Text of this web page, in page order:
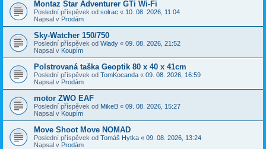
Montaz Star Adventurer GTi Wi-Fi
Poslední příspěvek od solrac « 10. 08. 2026, 11:04
Napsal v Prodám
Sky-Watcher 150/750
Poslední příspěvek od Wlady « 09. 08. 2026, 21:52
Napsal v Koupím
Polstrovaná taška Geoptik 80 x 40 x 41cm
Poslední příspěvek od TomKocanda « 09. 08. 2026, 16:59
Napsal v Prodám
motor ZWO EAF
Poslední příspěvek od MikeB « 09. 08. 2026, 15:27
Napsal v Koupím
Move Shoot Move NOMAD
Poslední příspěvek od Tomáš Hytka « 09. 08. 2026, 13:24
Napsal v Prodám